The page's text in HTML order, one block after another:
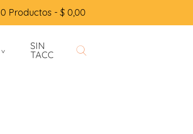
0 Productos -$ 0,00
> SIN
TACC